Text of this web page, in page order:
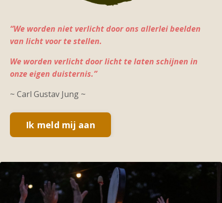
“We worden niet verlicht door ons allerlei beelden
van licht voor te stellen.
We worden verlicht door licht te laten schijnen in
onze eigen duisternis.”
~ Carl Gustav Jung ~
Ik meld mij aan